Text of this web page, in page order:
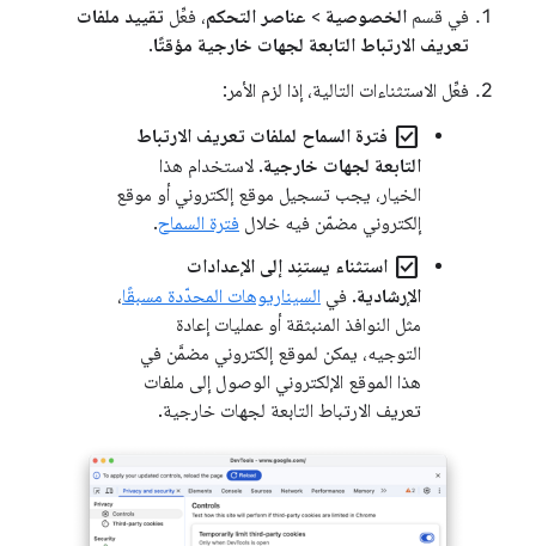
في قسم الخصوصية > عناصر التحكم، فعِّل تقييد ملفات
تعريف الارتباط التابعة لجهات خارجية مؤقتًا.
فعِّل الاستثناءات التالية، إذا لزم الأمر:
check_box فترة السماح لملفات تعريف الارتباط
التابعة لجهات خارجية. لاستخدام هذا
الخيار، يجب تسجيل موقع إلكتروني أو موقع
إلكتروني مضمّن فيه خلال فترة السماح.
check_box استثناء يستنِد إلى الإعدادات
الإرشادية. في السيناريوهات المحدّدة مسبقًا،
مثل النوافذ المنبثقة أو عمليات إعادة
التوجيه، يمكن لموقع إلكتروني مضمَّن في
هذا الموقع الإلكتروني الوصول إلى ملفات
تعريف الارتباط التابعة لجهات خارجية.